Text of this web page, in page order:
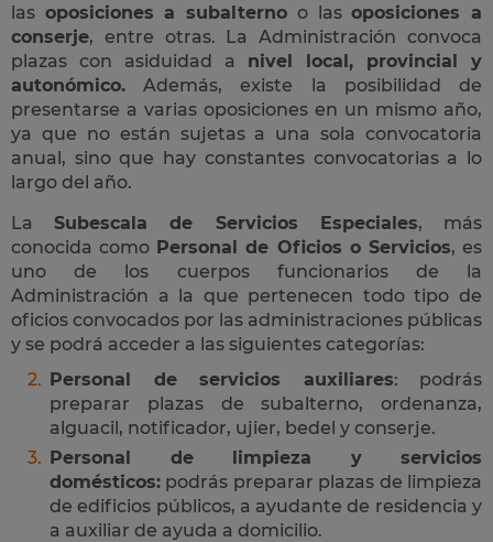
las oposiciones a subalterno o lasoposiciones a
conserje, entre otras. La Administración convoca
plazas con asiduidad a nivel local, provincial y
autonómico. Además, existe la posibilidad de
presentarse a varias oposiciones en un mismo año,
ya que no están sujetas a una sola convocatoria
anual, sino que hay constantes convocatorias a lo
largo del año.
LaSubescala de Servicios Especiales, más
conocida como Personal de Oficios o Servicios, es
uno de los cuerpos funcionarios de la
Administración a la que pertenecen todo tipo de
oficios convocados por las administraciones públicas
y se podrá acceder a las siguientes categorías:
Personal de servicios auxiliares: podrás
preparar plazas de subalterno, ordenanza,
alguacil, notificador, ujier, bedel y conserje.
Personal de limpieza y servicios
domésticos: podrás preparar plazas de limpieza
de edificios públicos, a ayudante de residencia y
a auxiliar de ayuda a domicilio.